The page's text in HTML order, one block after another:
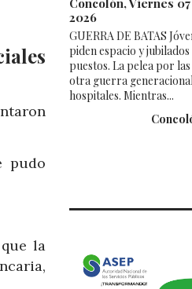
pudo
la
2026
GUERRA DE BATAS
piden espacio y
puestos. La pelea por
otra guerra
hospitales. Mientras...